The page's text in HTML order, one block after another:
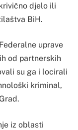
djelo ili
BiH.
uprave
od partnerskih
su ga i locirali
kriminal,
iz oblasti